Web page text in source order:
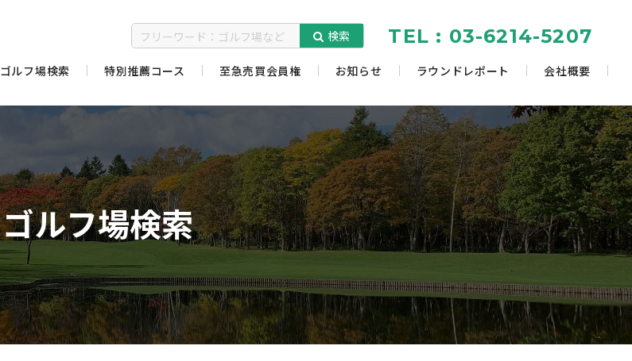
検索 TEL : 03-6214-5207
ゴルフ場検索 特別推薦コース 至急売買会員権 お知らせ ラウンドレポート 会社概要
ゴルフ場検索